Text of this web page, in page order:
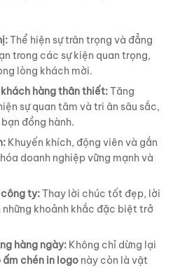
Thể hiện sự trân trọng và đẳng
trong các sự kiện quan trọng,
lòng khách mời.
hàng thân thiết:Tăng
sự quan tâm và tri ân sâu sắc,
đồng hành.
Khuyến khích, động viên và gắn
doanh nghiệp vững mạnh và
ty:Thay lời chúc tốt đẹp, lời
khoảnh khắc đặc biệt trở
hàng ngày: Không chỉ dừng lại
ấm chén in logo này còn là vật